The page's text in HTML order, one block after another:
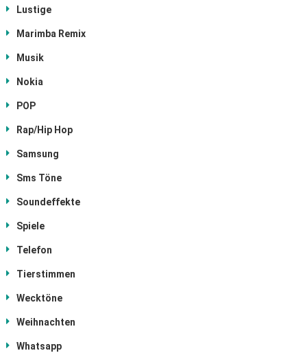
Lustige
Marimba Remix
Musik
Nokia
POP
Rap/Hip Hop
Samsung
Sms Töne
Soundeffekte
Spiele
Telefon
Tierstimmen
Wecktöne
Weihnachten
Whatsapp